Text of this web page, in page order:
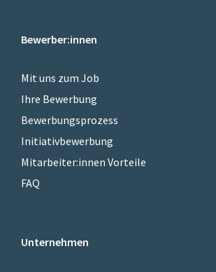
Bewerber:innen
Mit uns zum Job
Ihre Bewerbung
Bewerbungsprozess
Initiativbewerbung
Mitarbeiter:innen Vorteile
FAQ
Unternehmen